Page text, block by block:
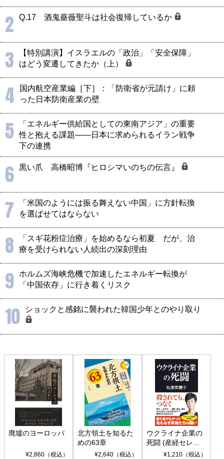
2
Q.17 酒鬼薔薇聖斗は社会復帰しているか
3
【特別講演】イスラエルの「政治」「安全保障」
はどう変遷してきたか（上）
4
国内航空産業編［下］：「防衛省が元請け」に頼
った日本防衛産業の壁
5
「エネルギー供給国としての東南アジア」の重要
性と抱える課題――日本に求められるイラン戦争
下の連携
6 黒い爪 高橋昭博『ヒロシマいのちの伝言』
7
「米国のようには振る舞えない中国」に方針転換
を選ばせてはならない
8
「スギ花粉症治療」を始めるなら初夏 だが、治
療を受けられない人続出の深刻理由
9
ホルムズ海峡危機で加速したエネルギー転換が
「中国依存」に行き着くリスク
10 ショックと感銘に襲われた韓国少年とのやり取り
廃墟のヨーロッパ
¥2,860（税込）
北方領土を知るた
めの63章
¥2,640（税込）
ウクライナ企業の
死闘 (産経セレク
ト S 039)¥1,210（税込）